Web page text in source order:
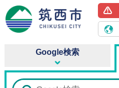
Google検索